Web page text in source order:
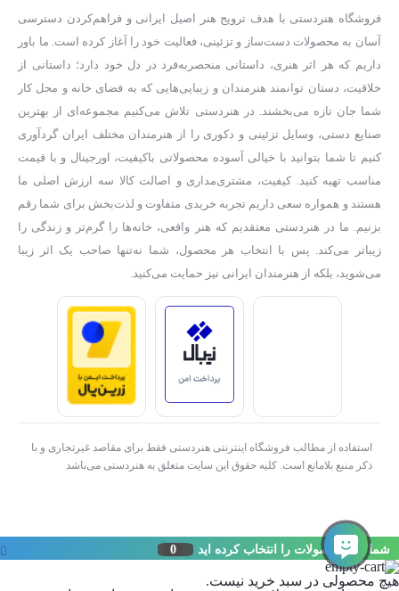
فروشگاه هنردستی با هدف ترویج هنر اصیل ایرانی و فراهم‌کردن دسترسی
آسان به محصولات دست‌ساز و تزئینی، فعالیت خود را آغاز کرده است. ما باور
داریم که هر اثر هنری، داستانی منحصر‌به‌فرد در دل خود دارد؛ داستانی از
خلاقیت، دستان توانمند هنرمندان و زیبایی‌هایی که به فضای خانه و محل کار
شما جان تازه می‌بخشند. در هنردستی تلاش می‌کنیم مجموعه‌ای از بهترین
صنایع دستی، وسایل تزئینی و دکوری را از هنرمندان مختلف ایران گردآوری
کنیم تا شما بتوانید با خیالی آسوده محصولاتی باکیفیت، اورجینال و با قیمت
مناسب تهیه کنید. کیفیت، مشتری‌مداری و اصالت کالا سه ارزش اصلی ما
هستند و همواره سعی داریم تجربه خریدی متفاوت و لذت‌بخش برای شما رقم
بزنیم. ما در هنردستی معتقدیم که هنر واقعی، خانه‌ها را گرم‌تر و زندگی را
زیباتر می‌کند. پس با انتخاب هر محصول، شما نه‌تنها صاحب یک اثر زیبا
می‌شوید، بلکه از هنرمندان ایرانی نیز حمایت می‌کنید.
استفاده از مطالب فروشگاه اینترنتی هنردستی فقط برای مقاصد غیرتجاری و با
ذکر منبع بلامانع است. کلیه حقوق این سایت متعلق به هنردستی می‌باشد
شما این محصولات را انتخاب کرده اید 0
هیچ محصولی در سبد خرید نیست.